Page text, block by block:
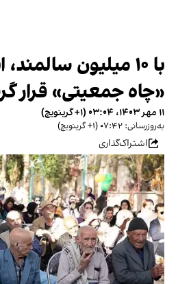
با ۱۰ میلیون
«چاه جمعیتی» قرار
۱۱ مهر ۱۴۰۳، ۰۳:۰۴ (‎+۱ گرینویچ)
به‌روزرسانی: ۰۷:۴۲ (‎+۱ گرینویچ)
اشتراک‌گذاری